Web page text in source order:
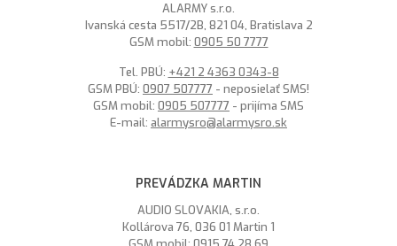
ALARMY s.r.o.
Ivanská cesta 5517/2B, 821 04, Bratislava 2
GSM mobil: 0905 50 7777
Tel. PBÚ: +421 2 4363 0343-8
GSM PBÚ: 0907 507777 - neposielať SMS!
GSM mobil: 0905 507777 - prijíma SMS
E-mail: alarmysro@alarmysro.sk
PREVÁDZKA MARTIN
AUDIO SLOVAKIA, s.r.o.
Kollárova 76, 036 01 Martin 1